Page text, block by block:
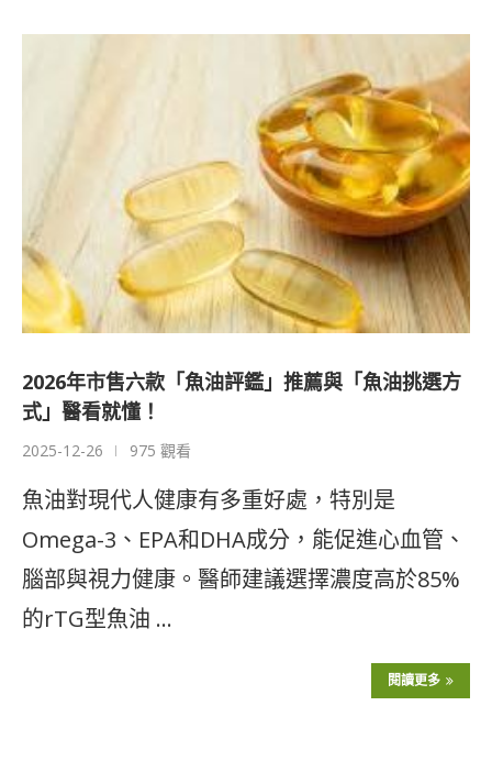
2026年市售六款「魚油評鑑」推薦與「魚油挑選方
式」醫看就懂！
2025-12-26 975 觀看
魚油對現代人健康有多重好處，特別是
Omega-3、EPA和DHA成分，能促進心血管、
腦部與視力健康。醫師建議選擇濃度高於85%
的rTG型魚油 …
閱讀更多